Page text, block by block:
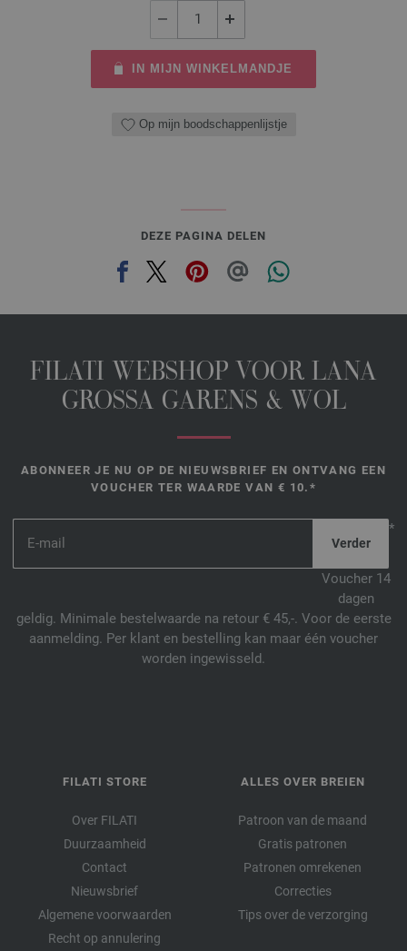
IN MIJN WINKELMANDJE
Op mijn boodschappenlijstje
DEZE PAGINA DELEN
FILATI WEBSHOP VOOR LANA
GROSSA GARENS & WOL
ABONNEER JE NU OP DE NIEUWSBRIEF EN ONTVANG EEN
VOUCHER TER WAARDE VAN € 10.*
*
Voucher 14
dagen
geldig. Minimale bestelwaarde na retour € 45,-. Voor de eerste
aanmelding. Per klant en bestelling kan maar één voucher
worden ingewisseld.
FILATI STORE
Over FILATI
Duurzaamheid
Contact
Nieuwsbrief
Algemene voorwaarden
Recht op annulering
ALLES OVER BREIEN
Patroon van de maand
Gratis patronen
Patronen omrekenen
Correcties
Tips over de verzorging